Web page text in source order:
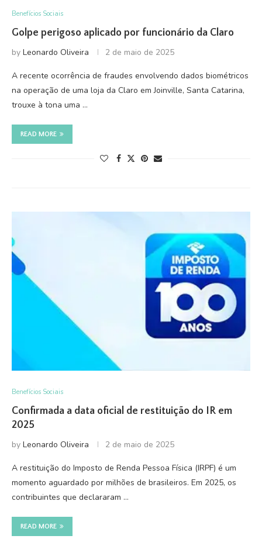
Benefícios Sociais
Golpe perigoso aplicado por funcionário da Claro
by Leonardo Oliveira 2 de maio de 2025
A recente ocorrência de fraudes envolvendo dados biométricos
na operação de uma loja da Claro em Joinville, Santa Catarina,
trouxe à tona uma …
READ MORE
Benefícios Sociais
Confirmada a data oficial de restituição do IR em
2025
by Leonardo Oliveira 2 de maio de 2025
A restituição do Imposto de Renda Pessoa Física (IRPF) é um
momento aguardado por milhões de brasileiros. Em 2025, os
contribuintes que declararam …
READ MORE